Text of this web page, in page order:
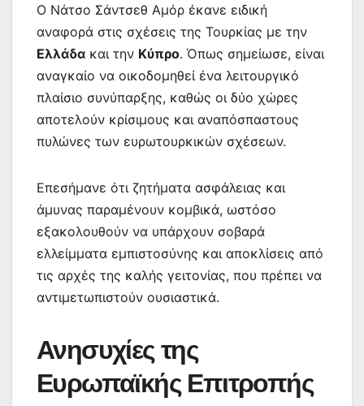
Ο Νάτσο Σάντσεθ Αμόρ έκανε ειδική
αναφορά στις σχέσεις της Τουρκίας με την
Ελλάδα και την Κύπρο. Όπως σημείωσε, είναι
αναγκαίο να οικοδομηθεί ένα λειτουργικό
πλαίσιο συνύπαρξης, καθώς οι δύο χώρες
αποτελούν κρίσιμους και αναπόσπαστους
πυλώνες των ευρωτουρκικών σχέσεων.
Επεσήμανε ότι ζητήματα ασφάλειας και
άμυνας παραμένουν κομβικά, ωστόσο
εξακολουθούν να υπάρχουν σοβαρά
ελλείμματα εμπιστοσύνης και αποκλίσεις από
τις αρχές της καλής γειτονίας, που πρέπει να
αντιμετωπιστούν ουσιαστικά.
Ανησυχίες της
Ευρωπαϊκής Επιτροπής